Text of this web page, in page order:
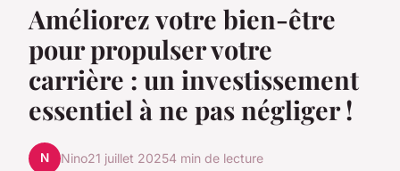
Améliorez votre bien-être
pour propulser votre
carrière : un investissement
essentiel à ne pas négliger !
N Nino21 juillet 20254 min de lecture